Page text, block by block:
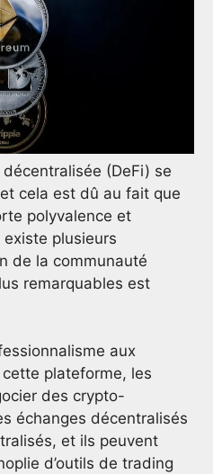
(DeFi) se
cela est dû au fait que
polyvalence et
plusieurs
de la communauté
remarquables est
aux
plateforme, les
des crypto-
échanges décentralisés
et ils peuvent
d’outils de trading